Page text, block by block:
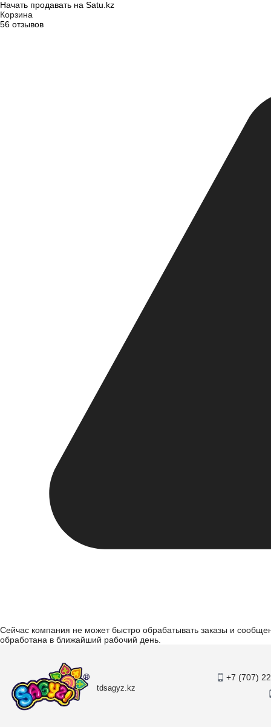
Начать продавать на Satu.kz
Корзина
56 отзывов
Сейчас компания не может быстро обрабатывать заказы и
обработана в ближайший рабочий день.
tdsagyz.kz
+7 (707)